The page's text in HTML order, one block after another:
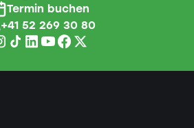
Termin buchen
+41 52 269 30 80